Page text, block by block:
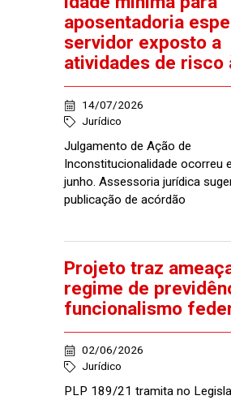
aposentadoria
servidor exposto a
atividades de risco
14/07/2026
Jurídico
Julgamento de Ação de
Inconstitucionalidade ocorreu
junho. Assessoria jurídica
publicação de acórdão
Projeto traz
regime de
funcionalismo
02/06/2026
Jurídico
PLP 189/21 tramita no